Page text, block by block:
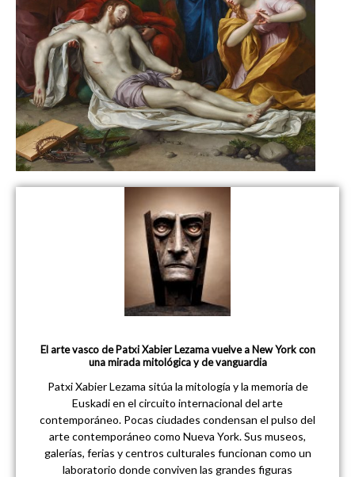
El arte vasco de Patxi Xabier Lezama vuelve a New York con
una mirada mitológica y de vanguardia
Patxi Xabier Lezama sitúa la mitología y la memoria de
Euskadi en el circuito internacional del arte
contemporáneo. Pocas ciudades condensan el pulso del
arte contemporáneo como Nueva York. Sus museos,
galerías, ferias y centros culturales funcionan como un
laboratorio donde conviven las grandes figuras